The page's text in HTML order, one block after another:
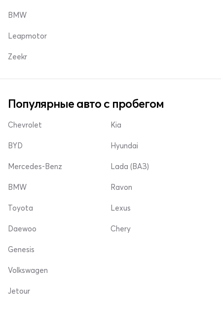
BMW
Leapmotor
Zeekr
Популярные авто с пробегом
Chevrolet
BYD
Mercedes-Benz
Kia
Hyundai
Lada (ВАЗ)
BMW
Toyota
Daewoo
Ravon
Lexus
Chery
Genesis
Volkswagen
Jetour